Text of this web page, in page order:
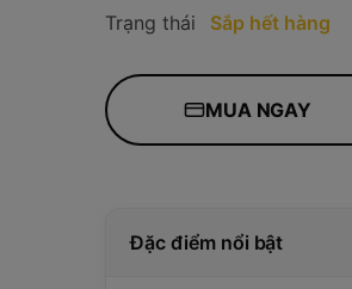
Trạng thái Sắp hết hàng
MUA NGAY
Đặc điểm nổi bật